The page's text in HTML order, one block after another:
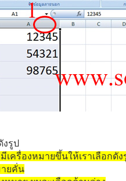
รูป
ครื่องหมายขึ้นให้เราเลือกดั
ายคั่น